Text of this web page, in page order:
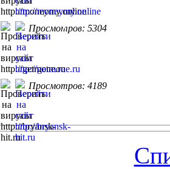
Просмотров: 5304
Просмотров: 4189